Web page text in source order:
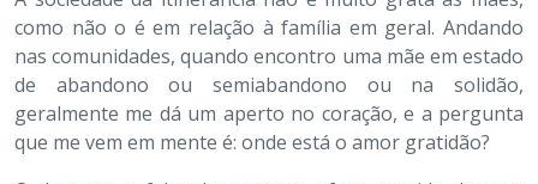
como não o é em relação à família em geral. Andando
nas comunidades, quando encontro uma mãe em estado
de abandono ou semiabandono ou na solidão,
geralmente me dá um aperto no coração, e a pergunta
que me vem em mente é: onde está o amor gratidão?